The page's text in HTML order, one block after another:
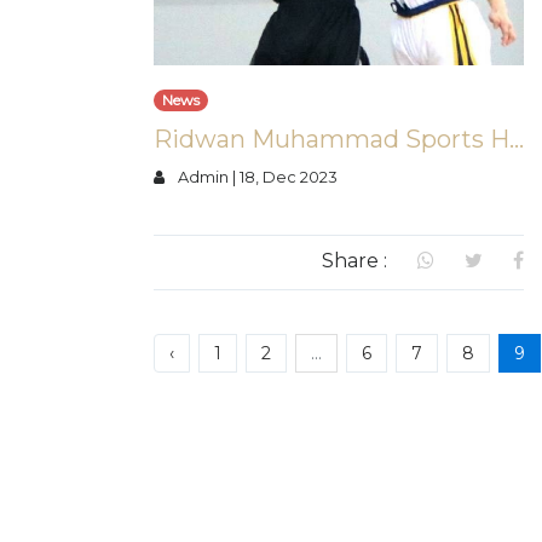
News
Ridwan Muhammad Sports Hall
Admin 18, Dec 2023
Share :
‹ 1 2 ... 6 7 8 9